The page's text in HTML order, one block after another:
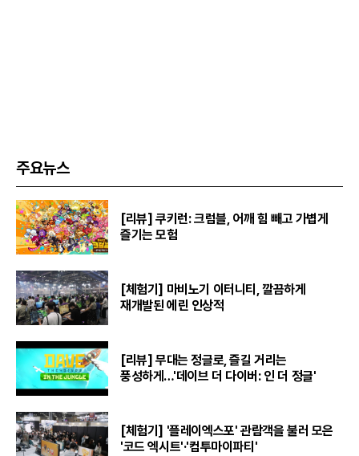
주요뉴스
[리뷰] 쿠키런: 크럼블, 어깨 힘 빼고 가볍게
즐기는 모험
[체험기] 마비노기 이터니티, 깔끔하게
재개발된 에린 인상적
[리뷰] 무대는 정글로, 즐길 거리는
풍성하게…'데이브 더 다이버: 인 더 정글'
[체험기] '플레이엑스포' 관람객을 불러 모은
'코드 엑시트'·'컴투마이파티'